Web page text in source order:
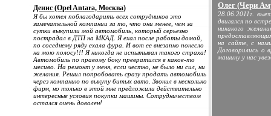
Денис (Opel Antara, Москва)
Я бы хотел поблагодарить всех сотрудников это
замечательной компании за то, что они менее, чем за
сутки выкупили мой автомобиль, который серьезно
пострадал в ДТП на МКАД. Я ехал после работы домой,
по соседнему ряду ехала фура. И вот ее внезапно понесло
на мою полосу!!! Я никогда не испытывал такого страха!
Автомобиль по правому боку превратился в какое-то
месиво. На ремонт у меня, если честно, не было ни сил, ни
желания. Решил попробовать сразу продать автомобиль
через компанию по выкупу битых авто. Звонил в несколько
фирм, но только в этой мне предложили действительно
интересные условия покупки машины. Сотрудничеством
остался очень доволен!
Олег (Чери
28.06.2011г.
двигался по
никакого
на сайте, с
Договорились о
машину у нас